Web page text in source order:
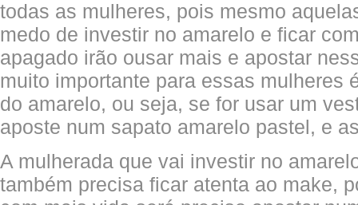
todas as mulheres, pois mesmo
medo de investir no amarelo e ficar
apagado irão ousar mais e apostar
muito importante para essas mulheres
do amarelo, ou seja, se for usar um
aposte num sapato amarelo pastel, e
A mulherada que vai investir no
também precisa ficar atenta ao make,